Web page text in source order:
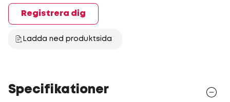
Registrera dig
Ladda ned produktsida
Specifikationer